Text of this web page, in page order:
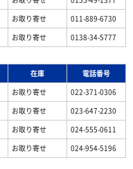
お取り寄せ
011-889-6730
お取り寄せ 0138-34-5777
在庫
電話番号
お取り寄せ
022-371-0306
お取り寄せ
023-647-2230
お取り寄せ
024-555-0611
お取り寄せ 024-954-5196